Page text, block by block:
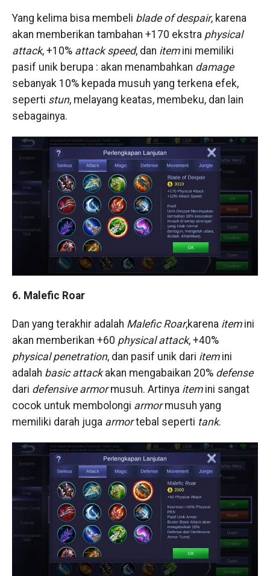
Yang kelima bisa membeli blade of despair, karena
akan memberikan tambahan +170 ekstra physical
attack, +10% attack speed, dan itemini memiliki
pasif unik berupa : akan menambahkan damage
sebanyak 10% kepada musuh yang terkena efek,
seperti stun, melayang keatas, membeku, dan lain
sebagainya.
6. Malefic Roar
Dan yang terakhir adalah Malefic Roar,karena itemini
akan memberikan +60 physical attack, +40%
physical penetration, dan pasif unik dari itemini
adalah basic attackakan mengabaikan 20% defense
dari defensive armormusuh. Artinya itemini sangat
cocok untuk membolongi armormusuh yang
memiliki darah juga armortebal seperti tank.